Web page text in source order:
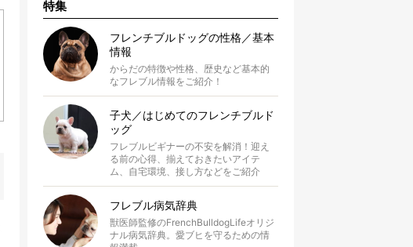
特集
フレンチブルドッグの性格／基本
情報
からだの特徴や性格、歴史など基本的
なフレブル情報をご紹介！
子犬／はじめてのフレンチブルド
ッグ
フレブルビギナーの不安を解消！迎え
る前の心得、揃えておきたいアイテ
ム、自宅環境、接し方などをご紹介
フレブル病気辞典
獣医師監修のFrenchBulldogLifeオリジ
ナル病気辞典。愛ブヒを守るための情